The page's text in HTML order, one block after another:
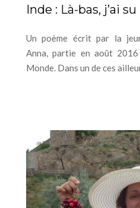
Inde : Là-bas, j’ai su
Un poème écrit par la
Anna, partie en août
Monde. Dans un de ces